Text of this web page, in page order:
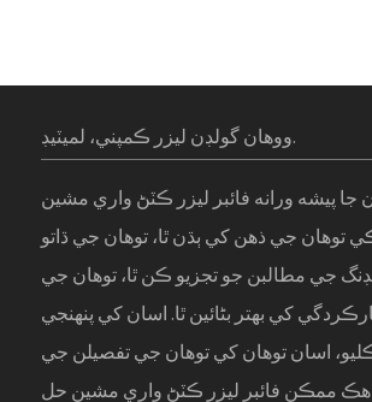
ووهان گولڊن ليزر ڪمپني، لميٽيڊ.
جا پيشه ورانه فائبر ليزر ڪٽڻ واري مشين
توهان جي ذهن کي ٻڌن ٿا، توهان جي ڌاتو
جي مطالبن جو تجزيو ڪن ٿا، توهان جي
کي بهتر بڻائين ٿا. اسان کي پنهنجي
اسان توهان کي توهان جي تفصيلن جي
ممڪن فائبر ليزر ڪٽڻ واري مشين حل